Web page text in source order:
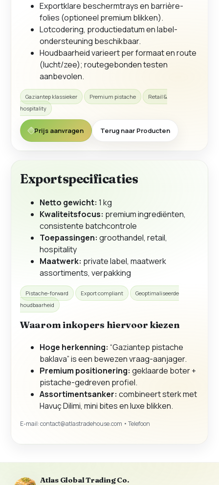
Exportklare beschermtrays en barrière-
folies (optioneel premium blikken).
Lotcodering, productiedatum en label-
ondersteuning beschikbaar.
Houdbaarheid varieert per formaat en route
(lucht/zee); routegebonden testen
aanbevolen.
Gaziantep klassieker Premium pistache
Retail &
hospitality
Prijs aanvragen Terug naar Producten
Exportspecificaties
Netto gewicht: 1 kg
Kwaliteitsfocus: premium ingrediënten,
consistente batchcontrole
Toepassingen: groothandel, retail,
hospitality
Maatwerk: private label, maatwerk
assortiments, verpakking
Pistache-forward Export compliant
Geoptimaliseerde
houdbaarheid
Waarom inkopers hiervoor kiezen
Hoge herkenning: “Gaziantep pistache
baklava” is een bewezen vraag-aanjager.
Premium positionering: geklaarde boter +
pistache-gedreven profiel.
Assortimentsanker: combineert sterk met
Havuç Dilimi, mini bites en luxe blikken.
E-mail:contact@atlastradehouse.com • Telefoon
Atlas Global Trading Co.